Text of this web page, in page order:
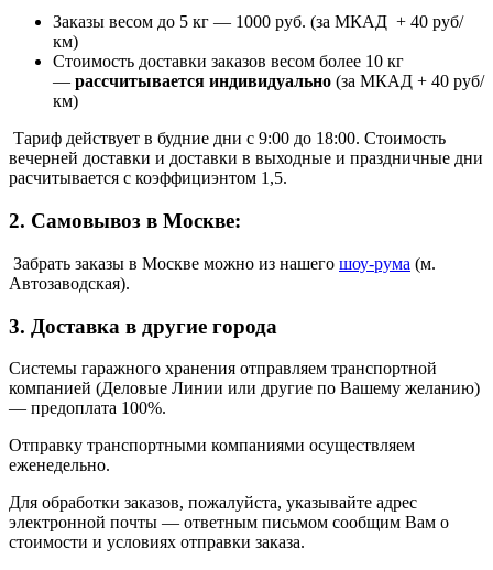
Заказы весом до 5 кг — 1000 руб. (за МКАД + 40 руб/
км)
Стоимость доставки заказов весом более 10 кг
— рассчитывается индивидуально (за МКАД + 40 руб/
км)
Тариф действует в будние дни с 9:00 до 18:00. Стоимость
вечерней доставки и доставки в выходные и праздничные дни
расчитывается с коэффициэнтом 1,5.
2. Самовывоз в Москве:
Забрать заказы в Москве можно из нашего шоу-рума (м.
Автозаводская).
3. Доставка в другие города
Системы гаражного хранения отправляем транспортной
компанией (Деловые Линии или другие по Вашему желанию)
— предоплата 100%.
Отправку транспортными компаниями осуществляем
еженедельно.
Для обработки заказов, пожалуйста, указывайте адрес
электронной почты — ответным письмом сообщим Вам о
стоимости и условиях отправки заказа.